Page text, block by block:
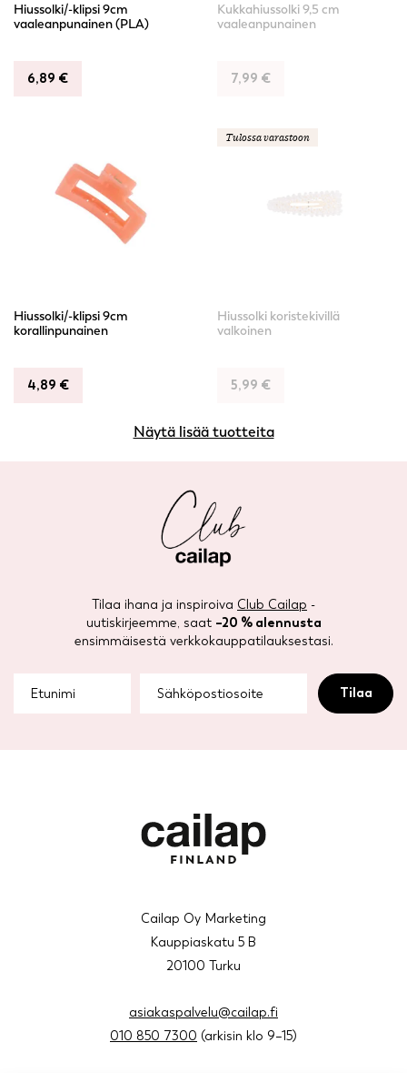
Hiussolki/-klipsi 9cm
vaaleanpunainen (PLA)
6,89 €
Kukkahiussolki 9,5 cm
vaaleanpunainen
7,99 €
Hiussolki/-klipsi 9cm
korallinpunainen
4,89 €
Tulossa varastoon
Hiussolki koristekivillä
valkoinen
5,99 €
Näytä lisää tuotteita
Tilaa ihana ja inspiroiva Club Cailap -
uutiskirjeemme, saat –20 % alennusta
ensimmäisestä verkkokauppatilauksestasi.
Cailap Oy Marketing
Kauppiaskatu 5 B
20100 Turku
asiakaspalvelu@cailap.fi
010 850 7300 (arkisin klo 9–15)